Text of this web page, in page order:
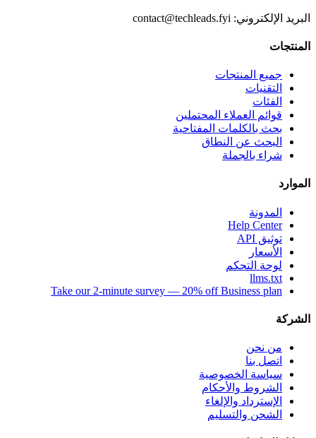
البريد الإلكتروني: contact@techleads.fyi
المنتجات
جميع المنتجات
التقنيات
الفئات
قوائم العملاء المحتملين
بحث بالكلمات المفتاحية
البحث عن النطاق
شراء بالجملة
الموارد
المدونة
Help Center
توثيق API
الأسعار
لوحة التحكم
llms.txt
Take our 2-minute survey — 20% off Business plan
الشركة
من نحن
اتصل بنا
سياسة الخصوصية
الشروط والأحكام
الإسترداد والإلغاء
الشحن والتسليم